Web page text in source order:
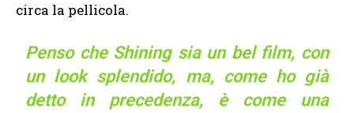
circa la pellicola.
Penso che Shining sia un bel film, con
un look splendido, ma, come ho già
detto in precedenza, è come una